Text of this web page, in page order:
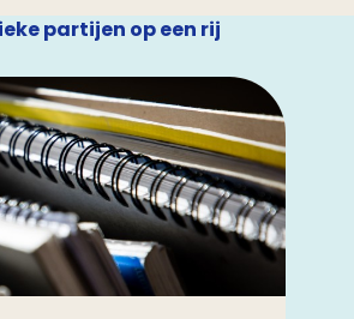
partijen op een rij